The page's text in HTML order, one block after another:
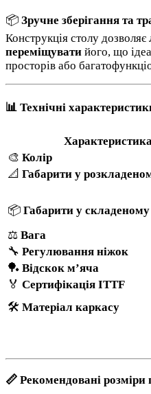
📦 Зручне зберігання та
Конструкція столу дозволяє
переміщувати його, що
просторів або
📊 Технічні
🎨 Колір
📐 Габарити у
📦 Габарити у складеному
⚖️ Вага
🔧 Регулювання ніжок
🏓 Відскок м’яча
🏅 Сертифікація ITTF
🛠️ Матеріал каркасу
📏 Рекомендовані